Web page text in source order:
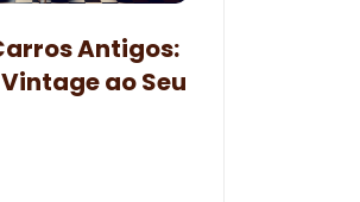
Antigos:
ao Seu